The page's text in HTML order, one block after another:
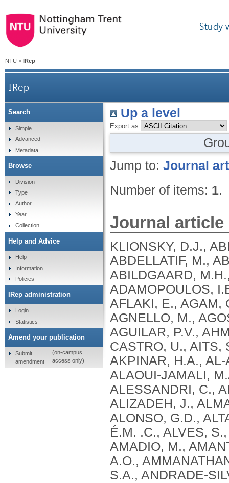
Study
NTU > IRep
IRep
Up a level
Export as
Jump to: Journal
Number of items: 1.
Journal article
KLIONSKY, D.J., ABDEL-AZIZ, A.K., ABDELFATAH, S., ABDELLATIF, M., ABDOLI, A., ABEL, S., ABELIOVICH, H., ABILDGAARD, M.H., ABUDU, Y.P., ACEVEDO-AROZENA, A., ADAMOPOULOS, I.E., ADELI, K., ADOLPH, T.E., ADORNETTO, A., AFLAKI, E., AGAM, G., AGARWAL, A., AGGARWAL, B.B., AGNELLO, M., AGOSTINIS, P., AGREWALA, J.N., AGROTIS, A., AGUILAR, P.V., AHMAD, S. .T., AHMED, Z.M., AHUMADA-CASTRO, U., AITS, S., AIZAWA, S., AKKOC, Y., AKOUMIANAKI, T., AKPINAR, H.A., AL-ABD, A.M., AL-AKRA, L., AL-GHARAIBEH, A., ALAOUI-JAMALI, M.A., ALBERTI, S., ALCOCER-GÓMEZ, E., ALESSANDRI, C., ALI, M., ALIM AL-BARI, M. .A., ALIWAINI, S., ALIZADEH, J., ALMACELLAS, E., ALMASAN, A., ALONSO, A., ALONSO, G.D., ALTAN-BONNET, N., ALTIERI, D.C., ÁLVAREZ, É.M. .C., ALVES, S., ALVES DA COSTA, C., ALZAHARNA, M.M., AMADIO, M., AMANTINI, C., AMARAL, C., AMBROSIO, S., AMER, A.O., AMMANATHAN, V., AN, Z., ANDERSEN, S.U., ANDRABI, S.A., ANDRADE-SILVA, M., ANDRES, A.M., ANGELINI, S., ANN, D., ANOZIE, U.C., ANSARI, M.Y., ANTAS, P., ANTEBI, A., ANTÓN, Z., ANWAR, T., APETOH, L., APOSTOLOVA, N., ARAKI, T., ARAKI, Y., ARASAKI, K., ARAÚJO, W.L., ARAYA, J., ARDEN, C., ARÉVALO, M.A., ARGUELLES, S., ARIAS, E., ARIKKATH, J., ARIMOTO, H., ARIOSA, A.R., ARMSTRONG-JAMES, D., ARNAUNÉ-PELLOQUIN, L., AROCA, A., ARROYO, D.S., ARSOV, I., ARTERO, R., ASARO, D.M.L., ASCHNER, M., ASHRAFIZADEH, M., ASHUR-FABIAN, O., ATANASOV, A.G., AU, A.K., AUBERGER, P., AUNER, H.W., AURELIAN, L., AUTELLI, R., AVAGLIANO, L., ÁVALOS, Y., AVEIC, S., AVELEIRA, C.A., AVIN-WITTENBERG, T., AYDIN, Y., AYTON, S., AYYADEVARA, S., AZZOPARDI, M., BABA, M., BACKER, J.M., BACKUES, S.K., BAE, D.H., BAE, O.N., BAE, S.H., BAEHRECKE, E.H., BAEK, A., BAEK, S.H., BAEK, S.H., BAGETTA, G., BAGNIEWSKA-ZADWORNA, A., BAI, H., BAI, J., BAI, X., BAI, Y., BAIRAGI, N., BAKSI, S., BALBI, T., BALDARI, C.T., BALDUINI, W., BALLABIO, A., BALLESTER, M., BALAZADEH, S., BALZAN, R., BANDOPADHYAY, R., BANERJEE, S., BANERJEE, S., BÁNRÉTI, Á., BAO, Y., BAPTISTA, M.S., BARACCA, A., BARBATI, C., BARGIELA, A., BARILÀ, D., BARLOW, P.G., BARMADA, S.J., BARREIRO, E., BARRETO, G.E., BARTEK, J., BARTEL, B., BARTOLOME, A., BARVE, G.R., BASAGOUDANAVAR, S.H., BASSHAM, D.C., BAST, R.C., BASU, A., BATOKO, H., BATTEN, I., BAULIEU, E.E., BAUMGARNER, B.L., BAYRY, J., BEALE, R., BEAU, I., BEAUMATIN, F., BECHARA, L.R.G., BECK, G.R., BEERS, M.F., BEGUN, J., BEHRENDS, C., BEHRENS, G.M.N., BEI, R., BEJARANO, E., BEL, S., BEHL, C., BELAID, A., BELGAREH-TOUZÉ, N., BELLAROSA, C., BELLEUDI, F., BELLÓ PÉREZ, M., BELLO-MORALES, R., BELTRAN, J.S.D.O., BELTRAN, S., BENBROOK, D.M., BENDORIUS, M., BENITEZ, B.A., BENITO-CUESTA, I., BENSALEM, J., BERCHTOLD, M.W., BEREZOWSKA, S., BERGAMASCHI, D., BERGAMI, M., BERGMANN, A., BERLIOCCHI, L., BERLIOZ-TORRENT, C., BERNARD, A., BERTHOUX, L., BESIRLI, C.G., BESTEIRO, S., BETIN, V.M., BEYAERT, R., BEZBRADICA, J.S., BHASKAR, K., BHATIA-KISSOVA, I., BHATTACHARYA, R., BHATTACHARYA, S., BHATTACHARYYA, S., BHUIYAN, M. .S., BHUTIA, S.K., BI, L., BI, X., BIDEN, T.J., BIJIAN, K., BILLES, V.A., BINART, N., BINCOLETTO, C., BIRGISDOTTIR, A.B., BJORKOY, G., BLANCO, G., BLAS-GARCIA, A., BLASIAK, J., BLOMGRAN, R., BLOMGREN, K., BLUM, J.S., BOADA-ROMERO, E., BOBAN, M., BOESZE-BATTAGLIA, K., BOEUF, P., BOLAND, B., BOMONT, P., BONALDO, P., BONAM, S.R., BONFILI, L., BONIFACINO, J.S., BOONE, B.A., BOOTMAN, M.D., BORDI, M., BORNER, C., BORNHAUSER, B.C., BORTHAKUR, G., BOSCH, J., BOSE, S., BOTANA, L.M., BOTAS, J., BOULANGER, C.M., BOULTON, M.E., BOURDENX, M., BOURGEOIS, B., BOURKE, N.M., BOUSQUET, G., BOYA, P., BOZHKOV, P.V., BOZI, L.H. .M.,
Search
Simple
Advanced
Metadata
Browse
Division
Type
Author
Year
Collection
Help and Advice
Help
Information
Policies
IRep administration
Login
Statistics
Amend your publication
Submit
amendment
(on-campus
access only)